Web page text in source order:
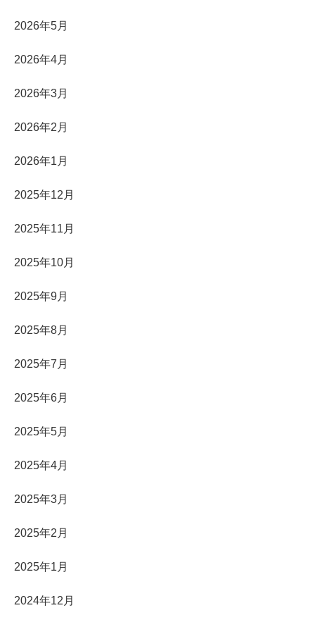
2026年5月
2026年4月
2026年3月
2026年2月
2026年1月
2025年12月
2025年11月
2025年10月
2025年9月
2025年8月
2025年7月
2025年6月
2025年5月
2025年4月
2025年3月
2025年2月
2025年1月
2024年12月